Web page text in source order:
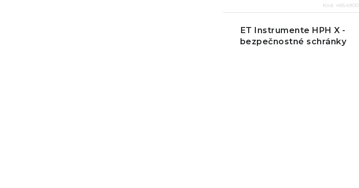
Kód:4854900
ET Instrumente HPH X -
bezpečnostné schránky